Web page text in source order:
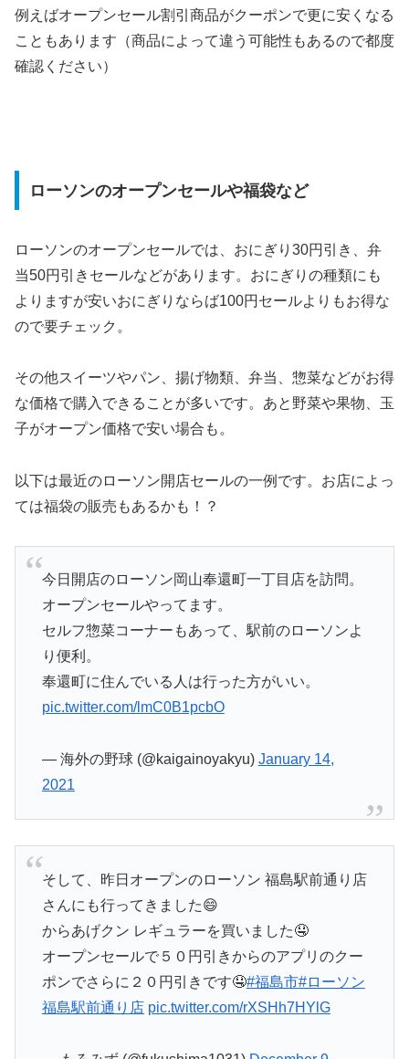
例えばオープンセール割引商品がクーポンで更に安くなる
こともあります（商品によって違う可能性もあるので都度
確認ください）
ローソンのオープンセールや福袋など
ローソンのオープンセールでは、おにぎり30円引き、弁
当50円引きセールなどがあります。おにぎりの種類にも
よりますが安いおにぎりならば100円セールよりもお得な
ので要チェック。
その他スイーツやパン、揚げ物類、弁当、惣菜などがお得
な価格で購入できることが多いです。あと野菜や果物、玉
子がオープン価格で安い場合も。
以下は最近のローソン開店セールの一例です。お店によっ
ては福袋の販売もあるかも！？
今日開店のローソン岡山奉還町一丁目店を訪問。
オープンセールやってます。
セルフ惣菜コーナーもあって、駅前のローソンよ
り便利。
奉還町に住んでいる人は行った方がいい。
pic.twitter.com/lmC0B1pcbO
— 海外の野球 (@kaigainoyakyu) January 14,
2021
そして、昨日オープンのローソン 福島駅前通り店
さんにも行ってきました😄
からあげクン レギュラーを買いました🤤
オープンセールで５０円引きからのアプリのクー
ポンでさらに２０円引きです🤤#福島市#ローソン
福島駅前通り店 pic.twitter.com/rXSHh7HYlG